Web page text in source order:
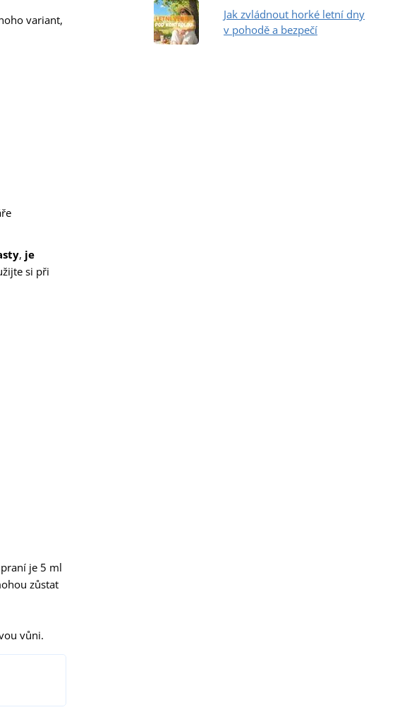
variant,
, je
si při
je 5 ml
zůstat
vůni.
Jak zvládnout horké letní dny
v pohodě a bezpečí